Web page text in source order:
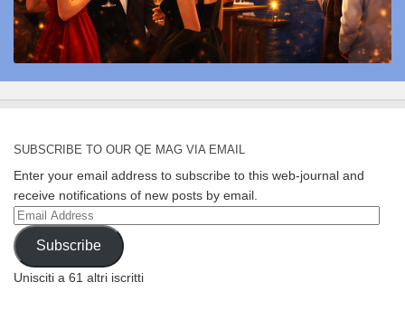
SUBSCRIBE TO OUR QE MAG VIA EMAIL
Enter your email address to subscribe to this web-journal and
receive notifications of new posts by email.
Email
Address
Subscribe
Unisciti a 61 altri iscritti